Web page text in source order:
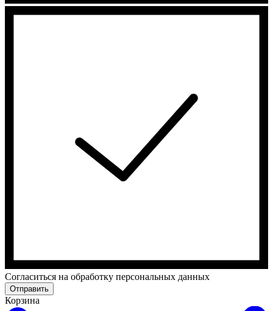
Cогласиться на обработку персональных данных
Отправить
Корзина